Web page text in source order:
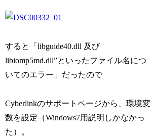
すると「libguide40.dll 及び
libiomp5md.dll”といったファイル名につ
いてのエラー」だったので
Cyberlinkのサポートページから、環境変
数を設定（Windows7用説明しかなかっ
た）。